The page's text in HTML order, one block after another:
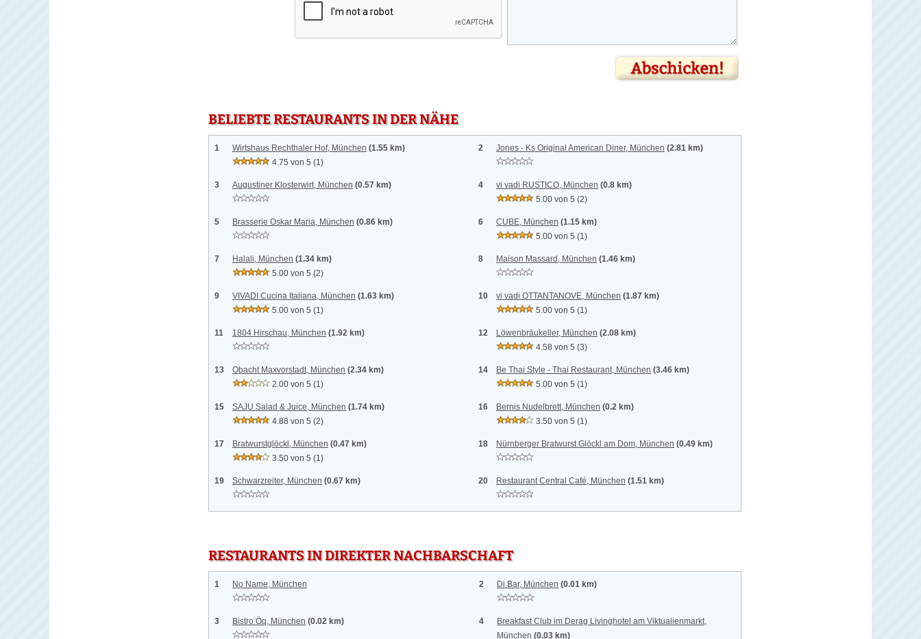
BELIEBTE RESTAURANTS IN DER NÄHE
1 Wirtshaus Rechthaler Hof, München (1.55 km)
4.75 von 5 (1)
2 Jones - Ks Original American Diner, München (2.81 km)
3 Augustiner Klosterwirt, München (0.57 km) 4 vi vadi RUSTICO, München (0.8 km)
5.00 von 5 (2)
5 Brasserie Oskar Maria, München (0.86 km) 6 CUBE, München (1.15 km)
5.00 von 5 (1)
7 Halali, München (1.34 km)
5.00 von 5 (2)
8 Maison Massard, München (1.46 km)
9 VIVADI Cucina Italiana, München (1.63 km)
5.00 von 5 (1)
10 vi vadi OTTANTANOVE, München (1.87 km)
5.00 von 5 (1)
11 1804 Hirschau, München (1.92 km) 12 Löwenbräukeller, München (2.08 km)
4.58 von 5 (3)
13 Obacht Maxvorstadt, München (2.34 km)
2.00 von 5 (1)
14 Be Thai Style - Thai Restaurant, München (3.46 km)
5.00 von 5 (1)
15 SAJU Salad & Juice, München (1.74 km)
4.88 von 5 (2)
16 Bernis Nudelbrett, München (0.2 km)
3.50 von 5 (1)
17 Bratwurstglöckl, München (0.47 km)
3.50 von 5 (1)
18 Nürnberger Bratwurst Glöckl am Dom, München (0.49 km)
19 Schwarzreiter, München (0.67 km) 20 Restaurant Central Café, München (1.51 km)
RESTAURANTS IN DIREKTER NACHBARSCHAFT
1 No Name, München 2 Di Bar, München (0.01 km)
3 Bistro Öq, München (0.02 km) 4
Breakfast Club im Derag Livinghotel am Viktualienmarkt,
München (0.03 km)